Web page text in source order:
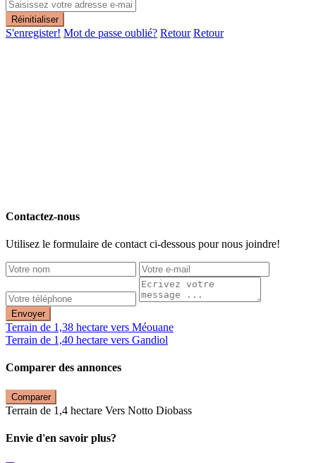
Réinitialiser
S'enregister! Mot de passe oublié? Retour Retour
Contactez-nous
Utilisez le formulaire de contact ci-dessous pour nous joindre!
Envoyer
Terrain de 1,38 hectare vers Méouane
Terrain de 1,40 hectare vers Gandiol
Comparer des annonces
Comparer
Terrain de 1,4 hectare Vers Notto Diobass
Envie d'en savoir plus?